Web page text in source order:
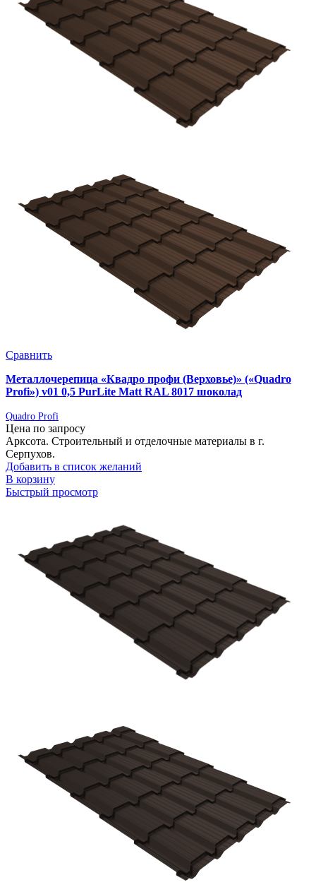
Сравнить
Металлочерепица «Квадро профи (Верховье)» («Quadro
Profi») v01 0,5 PurLite Matt RAL 8017 шоколад
Quadro Profi
Цена по запросу
Арксота. Строительный и отделочные материалы в г.
Серпухов.
Добавить в список желаний
В корзину
Быстрый просмотр